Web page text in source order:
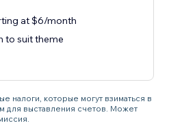
at $6/month
to suit theme
налоги, которые могут взиматься в
для выставления счетов. Может